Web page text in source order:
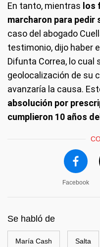
En tanto, mientras los
marcharon para pedir
caso del abogado
testimonio, dijo haber
Difunta Correa, lo cual
geolocalización de su
avanzaría la causa.
absolución por
cumplieron 10 años
Facebook
Se habló de
María Cash Salta